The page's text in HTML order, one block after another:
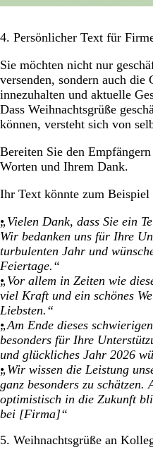
4. Persönlicher Text für
Sie möchten nicht nur
versenden, sondern auch die
innezuhalten und aktuelle
Dass Weihnachtsgrüße
können, versteht sich von
Bereiten Sie den
Worten und Ihrem Dank.
Ihr Text könnte zum Beispiel
„Vielen Dank, dass Sie ein
Wir bedanken uns für Ihre
turbulenten Jahr und
Feiertage.“
„Vor allem in Zeiten wie
viel Kraft und ein schönes
Liebsten.“
„Am Ende dieses
besonders für Ihre
und glückliches Jahr 2026
„Wir wissen die Leistung
ganz besonders zu
optimistisch in die Zukunft
bei [Firma]“
5. Weihnachtsgrüße an